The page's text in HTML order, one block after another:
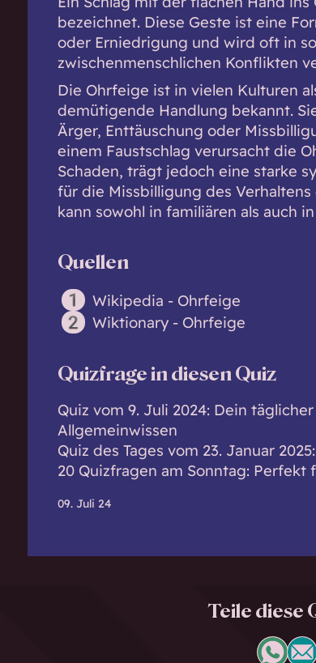
bezeichnet. Diese Geste ist eine
oder Erniedrigung und wird oft in
zwischenmenschlichen Konflikten
Die Ohrfeige ist in vielen Kulturen
demütigende Handlung bekannt.
Ärger, Enttäuschung oder
einem Faustschlag verursacht die
Schaden, trägt jedoch eine starke
für die Missbilligung des
kann sowohl in familiären als auch
Quellen
Wikipedia - Ohrfeige
Wiktionary - Ohrfeige
Quizfrage in diesen Quiz
Quiz vom 9. Juli 2024: Dein
Allgemeinwissen
Quiz des Tages vom 23. Januar
20 Quizfragen am Sonntag: Perfekt
09. Juli 24
Teile diese